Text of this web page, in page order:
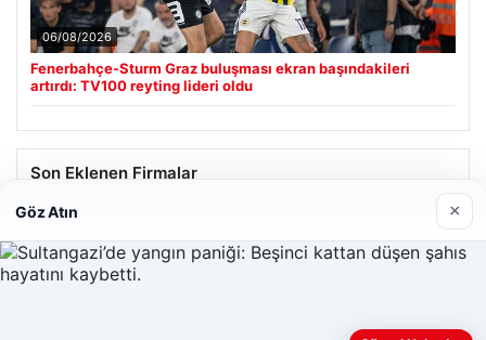
06/08/2026
Fenerbahçe-Sturm Graz buluşması ekran başındakileri
artırdı: TV100 reyting lideri oldu
Son Eklenen Firmalar
Göz Atın ×